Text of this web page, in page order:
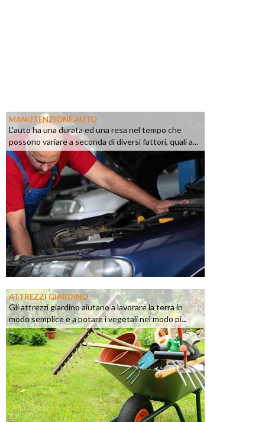
MANUTENZIONE AUTO
L'auto ha una durata ed una resa nel tempo che
possono variare a seconda di diversi fattori, quali a...
ATTREZZI GIARDINO
Gli attrezzi giardino aiutano a lavorare la terra in
modo semplice e a potare i vegetali nel modo pi...